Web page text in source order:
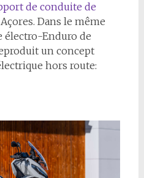
de conduite de
Dans le même
électro-Enduro de
un concept
hors route: